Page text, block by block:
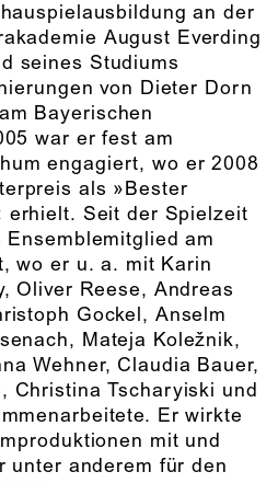
an der
August Everding
seines Studiums
von Dieter Dorn
Bayerischen
war er fest am
engagiert, wo er 2008
als »Bester
erhielt. Seit der Spielzeit
am
wo er u. a. mit Karin
Oliver Reese, Andreas
Gockel, Anselm
Mateja Koležnik,
Wehner, Claudia Bauer,
Christina Tscharyiski und
Er wirkte
mit und
unter anderem für den